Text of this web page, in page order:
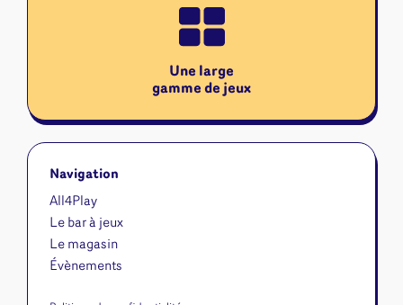
Une large
gamme de jeux
Navigation
All4Play
Le bar à jeux
Le magasin
Évènements